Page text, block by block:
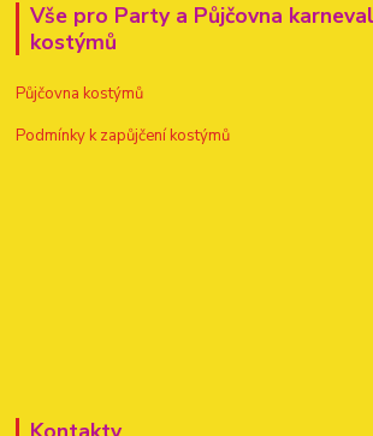
Vše pro Party a Půjčovna
kostýmů
Půjčovna kostýmů
Podmínky k zapůjčení kostýmů